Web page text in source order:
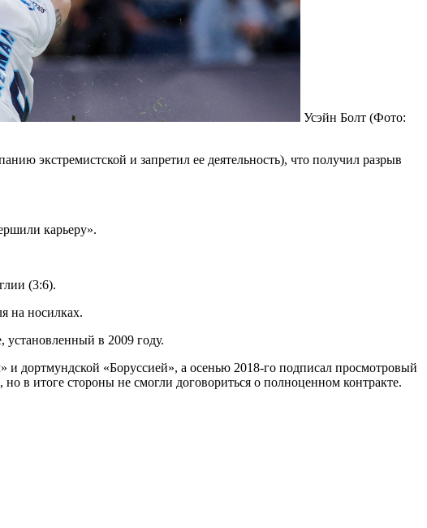
Усэйн Болт (Фото:
экстремистской и запретил ее деятельность), что получил разрыв
карьеру».
(3:6).
на носилках.
установленный в 2009 году.
и дортмундской «Боруссией», а осенью 2018-го подписал просмотровый
в итоге стороны не смогли договориться о полноценном контракте.